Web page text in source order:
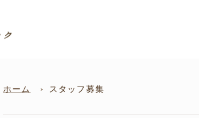
ホーム スタッフ募集